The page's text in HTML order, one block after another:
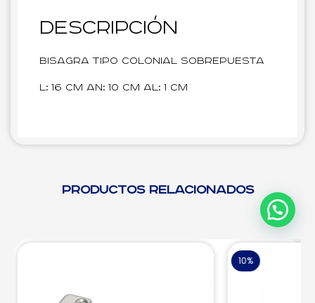
Descripción
Bisagra tipo Colonial sobrepuesta
L: 16 cm An: 10 cm Al: 1 cm
Productos relacionados
10%